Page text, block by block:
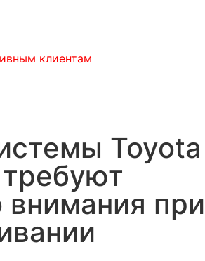
клиентам
Toyota
внимания при